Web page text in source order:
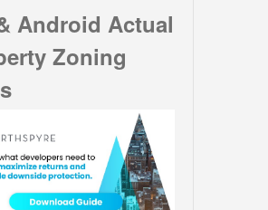
Android Actual
Zoning